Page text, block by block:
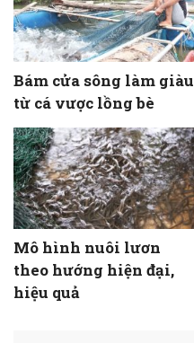
Bám cửa sông làm giàu
từ cá vược lồng bè
Mô hình nuôi lươn
theo hướng hiện đại,
hiệu quả